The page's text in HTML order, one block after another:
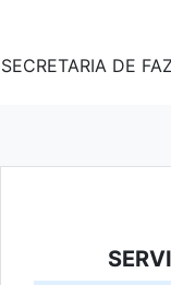
SECRETARIA DE